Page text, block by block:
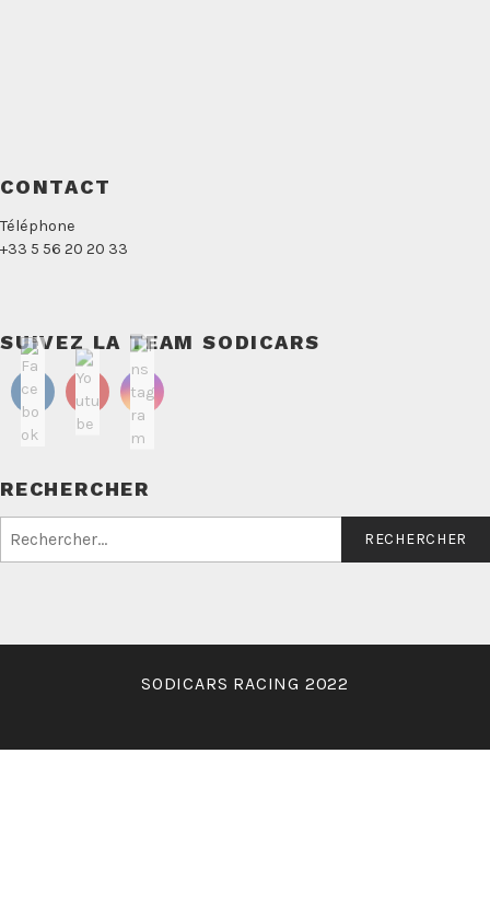
CONTACT
Téléphone
+33 5 56 20 20 33
SUIVEZ LA TEAM SODICARS
RECHERCHER
SODICARS RACING 2022